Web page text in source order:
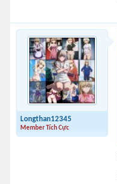
Longthan12345
Member Tích Cực